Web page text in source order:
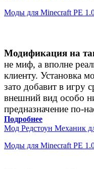
Моды для Minecraft PE
Модификация на
не миф, а вполне
клиенту. Установка
зато добавит в игру
внешний вид особо
предназначение по-
Подробнее
Мод Редстоун Механик
Моды для Minecraft PE